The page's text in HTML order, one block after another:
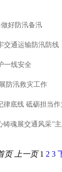
好防汛备汛
交通运输防汛防线
一线安全
防汛救灾工作
律底线 砥砺担当
铸魂展交通风采”
页 上一页 1 2 3